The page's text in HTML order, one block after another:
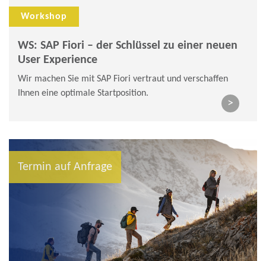
Workshop
WS: SAP Fiori – der Schlüssel zu einer neuen
User Experience
Wir machen Sie mit SAP Fiori vertraut und verschaffen
Ihnen eine optimale Startposition.
>
Termin auf Anfrage